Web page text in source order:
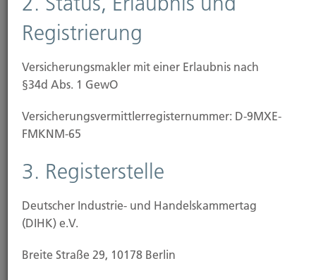
erbringen wir also unabhängig von Banken und
Versicherungen als Ihr Bundesgenosse.
Wir schaffen für Sie Transparenz, schlagen Schneisen in
den Tarifdschungel und klären die Wirklichkeit hinter
suchen wir nach optimalen Lösungen für Ihre
individuelle Situation. Von einem abhängigen Vertreter,
gebunden ist, können Sie das nicht erwarten.
Registrierung
Versicherungsmakler mit einer Erlaubnis nach
§34d Abs. 1 GewO
Versicherungs­vermittler­registernummer: D-9MXE-
FMKNM-65
3. Registerstelle
Deutscher Industrie- und Handelskammertag
(DIHK) e.V.
Breite Straße 29, 10178 Berlin